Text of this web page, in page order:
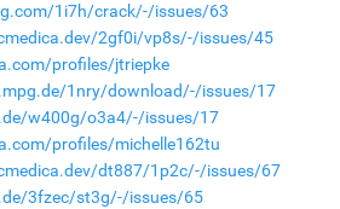
1i7h/crack/-/issues/63
2gf0i/vp8s/-/issues/45
profiles/jtriepke
1nry/download/-/issues/17
w400g/o3a4/-/issues/17
profiles/michelle162tu
dt887/1p2c/-/issues/67
3fzec/st3g/-/issues/65